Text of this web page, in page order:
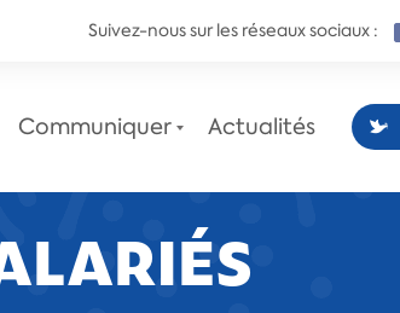
Suivez-nous sur les réseaux sociaux :
Communiquer Actualités